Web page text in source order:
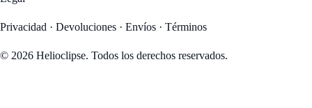
Privacidad · Devoluciones · Envíos · Términos
© 2026 Helioclipse. Todos los derechos reservados.